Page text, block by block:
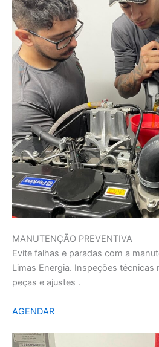
MANUTENÇÃO PREVENTIVA
Evite falhas e paradas com a
Limas Energia. Inspeções técnicas
peças e ajustes .
AGENDAR